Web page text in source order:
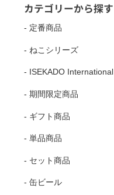
カテゴリーから探す
- 定番商品
- ねこシリーズ
- ISEKADO International
- 期間限定商品
- ギフト商品
- 単品商品
- セット商品
- 缶ビール